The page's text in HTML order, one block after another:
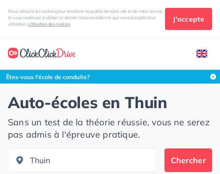
Nous utilisons les cookies pour améliorer la qualité de notre site et de notre service.
Si vous continuez à utiliser ce dernier nous considérons que vous acceptez leur
utilisation. Utilisation des cookies
J'accepte
Êtes-vous l'école de conduite?
Auto-écoles en Thuin
Sans un test de la théorie réussie, vous ne serez
pas admis à l'épreuve pratique.
Chercher